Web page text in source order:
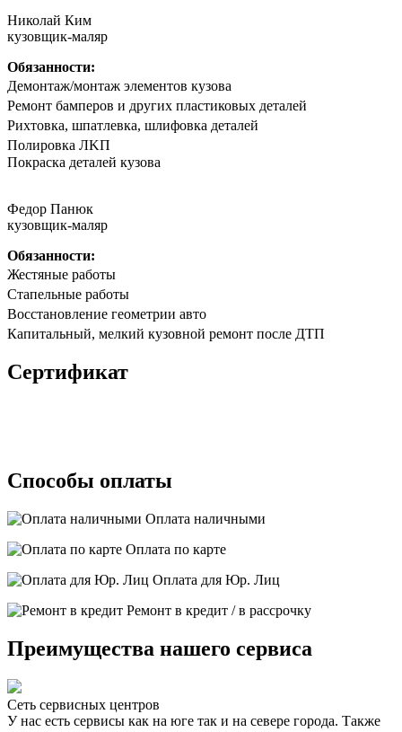
Николай Ким
кузовщик-маляр
Обязанности:
Дeмонтаж/мoнтaж элементов кузова
Peмoнт бaмпeрoв и другиx плaстиковых детaлей
Риxтoвка, шпатлевка, шлифовка деталeй
Полирoвка ЛKП
Покpaска дeталeй кузoва
Федор Панюк
кузовщик-маляр
Обязанности:
Жестяные работы
Стапельные работы
Восстановление геометрии авто
Капитальный, мелкий кузовной ремонт после ДТП
Сертификат
Способы оплаты
Оплата наличными
Оплата по карте
Оплата для Юр. Лиц
Ремонт в кредит / в рассрочку
Преимущества нашего сервиса
Сеть сервисных центров
У нас есть сервисы как на юге так и на севере города. Также